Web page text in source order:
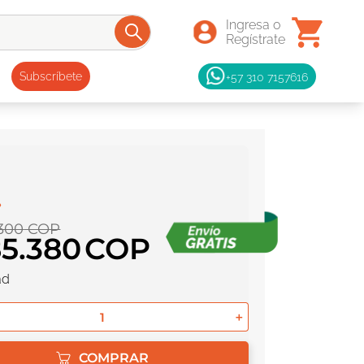
Subscríbete +57 310 7157616
COP
.380
＋
COMPRAR